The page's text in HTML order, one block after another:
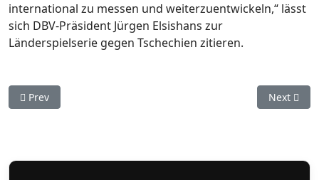
international zu messen und weiterzuentwickeln,“ lässt
sich DBV-Präsident Jürgen Elsishans zur
Länderspielserie gegen Tschechien zitieren.
Previous article: Stuttgart Reds ziehen ins Finale der Playoffs
Prev Next
Next